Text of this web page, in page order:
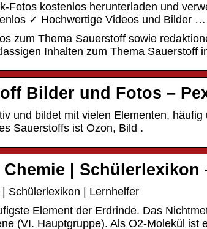
Fotos kostenlos herunterladen und
✓ Hochwertige Videos und Bilder …
zum Thema Sauerstoff sowie
Inhalten zum Thema Sauerstoff
Bilder und Fotos –
und bildet mit vielen Elementen,
Sauerstoffs ist Ozon, Bild .
| Schülerlexikon
Schülerlexikon | Lernhelfer
Element der Erdrinde. Das
(VI. Hauptgruppe). Als O2-Molekül ist